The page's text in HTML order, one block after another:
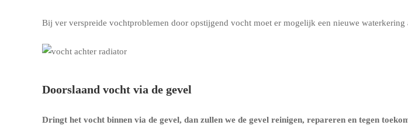
Bij ver verspreide vochtproblemen door opstijgend vocht moet er mogelijk een nieuwe waterkering
Doorslaand vocht via de gevel
Dringt het vocht binnen via de gevel, dan zullen we de gevel reinigen, repareren en tegen